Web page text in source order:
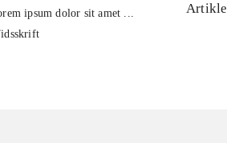
ipsum dolor sit amet ...